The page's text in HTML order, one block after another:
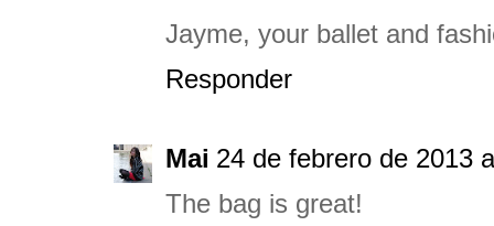
Jayme, your ballet and
Responder
Mai 24 de febrero de 2013
The bag is great!